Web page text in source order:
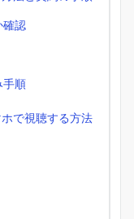
確認
手順
で視聴する方法